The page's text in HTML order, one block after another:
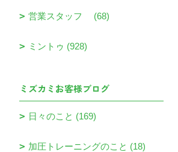
営業スタッフ (68)
ミントゥ (928)
ミズカミお客様ブログ
日々のこと (169)
加圧トレーニングのこと (18)